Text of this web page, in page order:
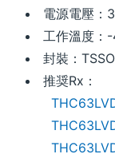
電源電壓：
工作溫度
封裝：
推奨Rx：